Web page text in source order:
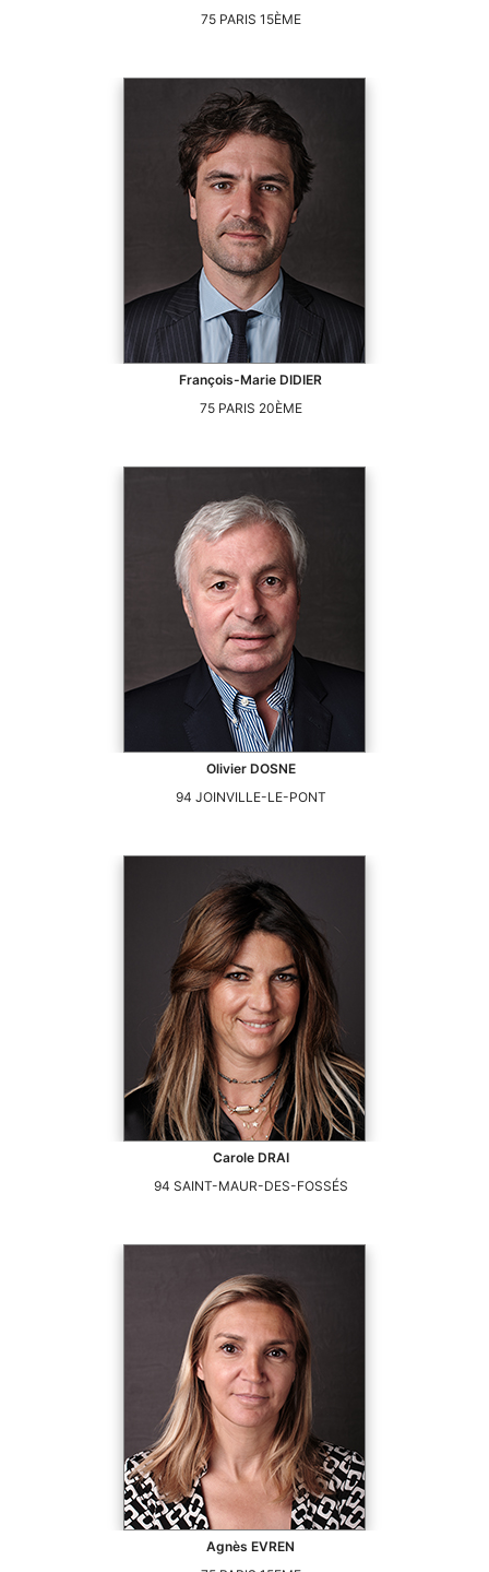
75 PARIS 15ÈME
François-Marie DIDIER
75 PARIS 20ÈME
Olivier DOSNE
94 JOINVILLE-LE-PONT
Carole DRAI
94 SAINT-MAUR-DES-FOSSÉS
Agnès EVREN